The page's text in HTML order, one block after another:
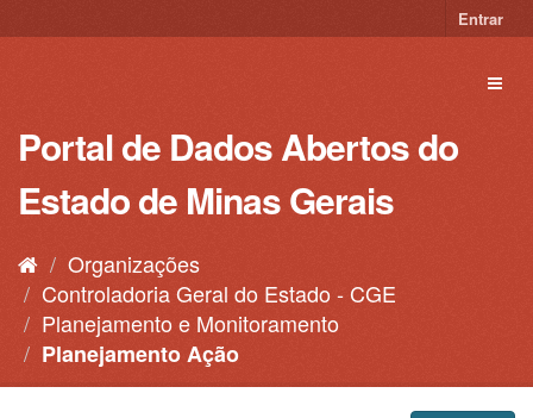
para
Entrar
Portal de Dados Abertos do
Estado de Minas Gerais
Organizações
Controladoria Geral do Estado - CGE
Planejamento e Monitoramento
Planejamento Ação